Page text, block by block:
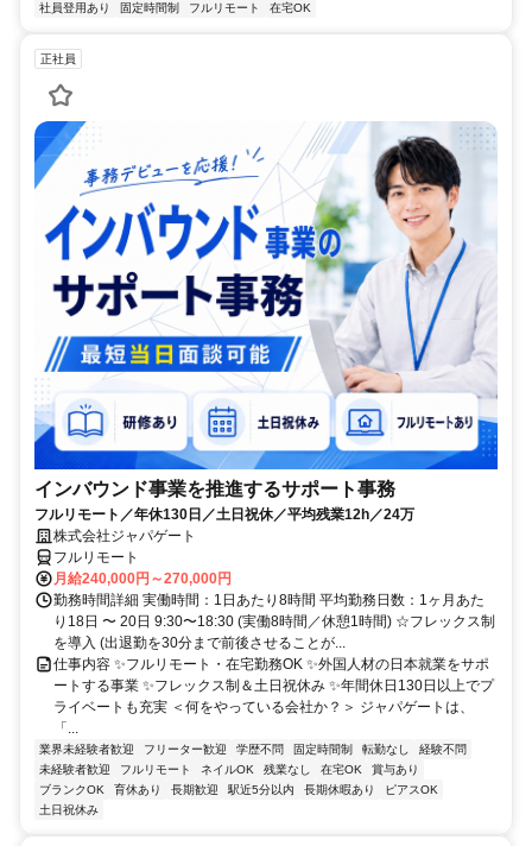
社員登用あり 固定時間制 フルリモート 在宅OK
正社員
インバウンド事業を推進するサポート事務
フルリモート／年休130日／土日祝休／平均残業12h／24万
株式会社ジャパゲート
フルリモート
月給240,000円～270,000円
勤務時間詳細 実働時間：1日あたり8時間 平均勤務日数：1ヶ月あた
り18日 〜 20日 9:30〜18:30 (実働8時間／休憩1時間) ☆フレックス制
を導入 (出退勤を30分まで前後させることが...
仕事内容 ✨フルリモート・在宅勤務OK ✨外国人材の日本就業をサポ
ートする事業 ✨フレックス制＆土日祝休み ✨年間休日130日以上でプ
ライベートも充実 ＜何をやっている会社か？＞ ジャパゲートは、
「...
業界未経験者歓迎 フリーター歓迎 学歴不問 固定時間制 転勤なし
経験不問
未経験者歓迎
フルリモート ネイルOK 残業なし 在宅OK
賞与あり
ブランクOK
育休あり 長期歓迎 駅近5分以内 長期休暇あり
ピアスOK
土日祝休み